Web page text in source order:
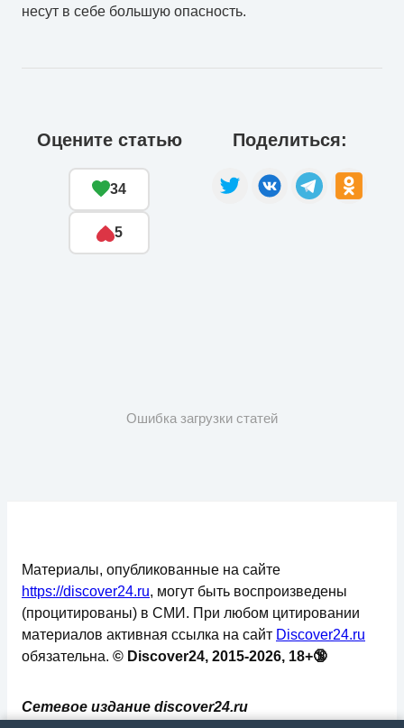
несут в себе большую опасность.
Оцените статью
34
5
Поделиться:
Ошибка загрузки статей
Сетевое издание discover24.ru
Материалы, опубликованные на сайте
https://discover24.ru, могут быть воспроизведены
(процитированы) в СМИ. При любом цитировании
материалов активная ссылка на сайт Discover24.ru
обязательна. © Discover24, 2015-2026, 18+🔞